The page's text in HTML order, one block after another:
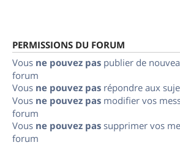
PERMISSIONS DU FORUM
Vous ne pouvez pas publier de
forum
Vous ne pouvez pas répondre aux
Vous ne pouvez pas modifier vos
forum
Vous ne pouvez pas supprimer vos
forum